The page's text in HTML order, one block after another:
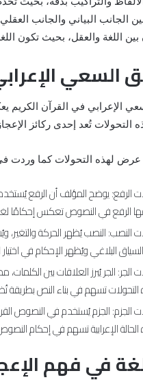
السعي
الإعرابي في القرآن الكريم
التحولات تُعد إحدى ركائز
عرض لهذه التحولات كما وردت
الرفع: يوضح المؤلف أن الرفع يُستخدم
الرفع في النصوص تعكس إحكامًا
النصب: النصب يُظهر الحركة والتغير،
البلاغي ويُظهر الإحكام في اختيار
الجر: الجر يُبرز العلاقات بين
تسهم في بناء النص بطريقة
الجزم: الجزم يُستخدم في النصوص
الإعرابية تسهم في إحكام النصوص
في فهم